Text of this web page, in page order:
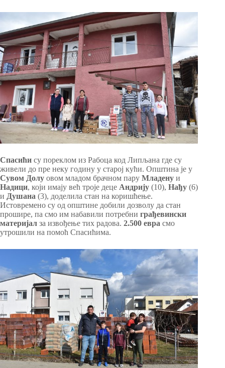
Спасићи су пореклом из Рабоца код Липљана где су
живели до пре неку годину у старој кући. Општина је у
Сувом Долу овом младом брачном пару Младену и
Надици, који имају већ троје деце Андрију (10), Нађу (6)
и Душана (3), доделила стан на коришћење.
Истовремено су од општине добили дозволу да стан
прошире, па смо им набавили потребни грађевински
материјал за извођење тих радова. 2.500 евра смо
утрошили на помоћ Спасићима.